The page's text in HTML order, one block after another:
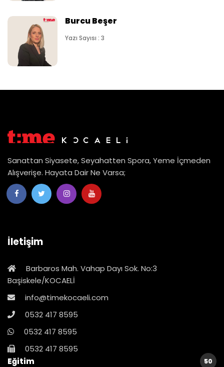
Burcu Beşer
Yazı Sayısı : 3
Sanattan Siyasete, Seyahatten Spora, Yeme İçmeden
Alışverişe. Hayata Dair Ne Varsa;
İletişim
Barbaros Mah. Vahap Dayı Sok. No:3
Başiskele/KOCAELİ
info@timekocaeli.com
0532 417 8595
0532 417 8595
0532 417 8595
Eğitim
50